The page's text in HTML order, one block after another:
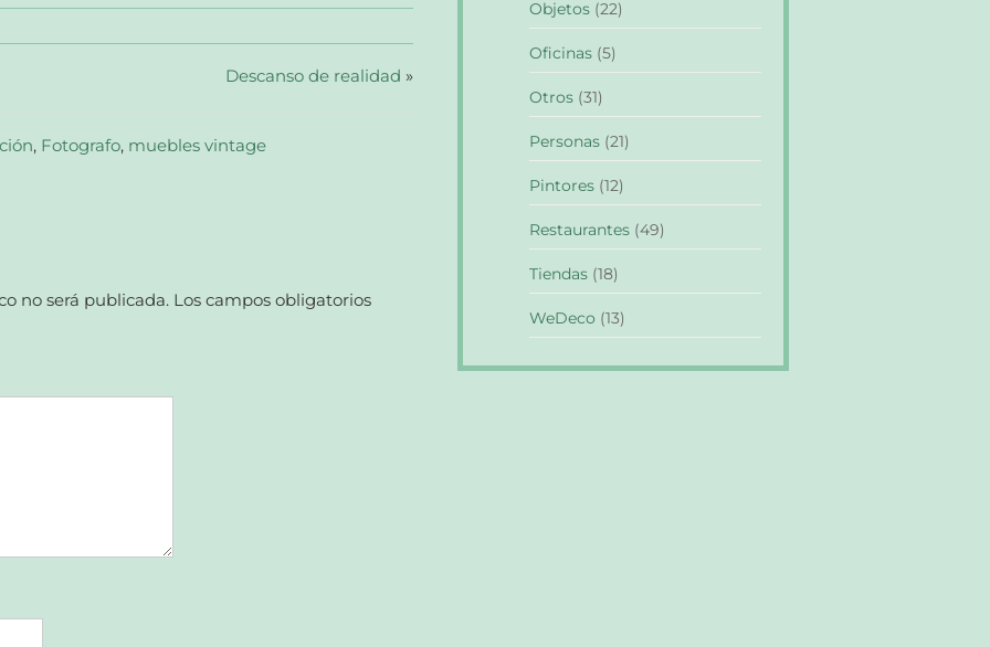
Descanso de realidad »
, Fotografo, muebles vintage
no será publicada. Los campos obligatorios
Objetos (22)
Oficinas (5)
Otros (31)
Personas (21)
Pintores (12)
Restaurantes (49)
Tiendas (18)
WeDeco (13)